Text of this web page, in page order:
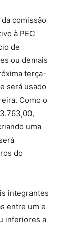
comissão
à PEC
de
ou demais
terça-
será usado
Como o
uma
do
integrantes
entre um e
inferiores a